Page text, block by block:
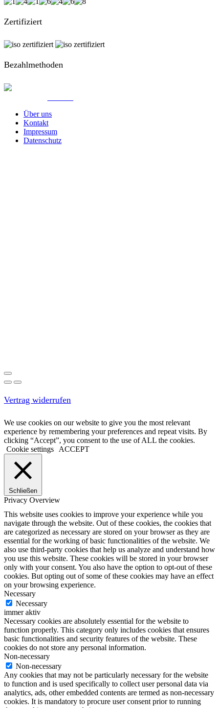
Zertifiziert
Bezahlmethoden
Über uns
Kontakt
Impressum
Datenschutz
Vertrag widerrufen
We use cookies on our website to give you the most relevant
experience by remembering your preferences and repeat visits. By
clicking “Accept”, you consent to the use of ALL the cookies.
Cookie settings
ACCEPT
Schließen
Privacy Overview
This website uses cookies to improve your experience while you
navigate through the website. Out of these cookies, the cookies that
are categorized as necessary are stored on your browser as they are
essential for the working of basic functionalities of the website. We
also use third-party cookies that help us analyze and understand how
you use this website. These cookies will be stored in your browser
only with your consent. You also have the option to opt-out of these
cookies. But opting out of some of these cookies may have an effect
on your browsing experience.
Necessary
Necessary
immer aktiv
Necessary cookies are absolutely essential for the website to
function properly. This category only includes cookies that ensures
basic functionalities and security features of the website. These
cookies do not store any personal information.
Non-necessary
Non-necessary
Any cookies that may not be particularly necessary for the website
to function and is used specifically to collect user personal data via
analytics, ads, other embedded contents are termed as non-necessary
cookies. It is mandatory to procure user consent prior to running